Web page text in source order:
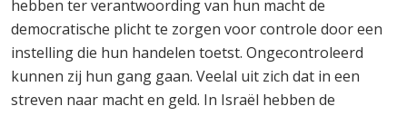
hebben ter verantwoording van hun macht de
democratische plicht te zorgen voor controle door een
instelling die hun handelen toetst. Ongecontroleerd
kunnen zij hun gang gaan. Veelal uit zich dat in een
streven naar macht en geld. In Israël hebben de